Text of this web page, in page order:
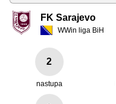
FK Sarajevo
WWin liga BiH
2
nastupa